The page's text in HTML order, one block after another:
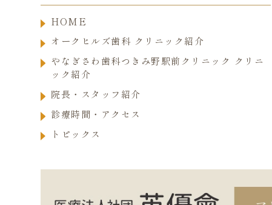
HOME
オークヒルズ歯科 クリニック紹介
やなぎさわ歯科つきみ野駅前クリニック クリニ
ック紹介
院長・スタッフ紹介
診療時間・アクセス
トピックス